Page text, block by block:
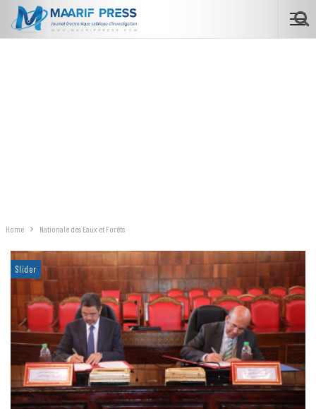
Home Nationale des Eaux et Forêts
Slider